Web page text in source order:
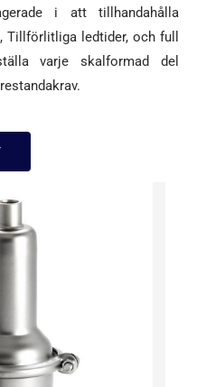
i att tillhandahålla
ledtider, och full
varje skalformad del